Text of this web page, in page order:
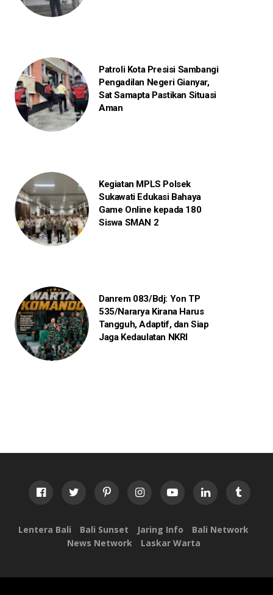
Patroli Kota Presisi Sambangi
Pengadilan Negeri Gianyar,
Sat Samapta Pastikan Situasi
Aman
Kegiatan MPLS Polsek
Sukawati Edukasi Bahaya
Game Online kepada 180
Siswa SMAN 2
Danrem 083/Bdj: Yon TP
535/Nararya Kirana Harus
Tangguh, Adaptif, dan Siap
Jaga Kedaulatan NKRI
Lentera Bali Bali Sunset Jaring Info
Bali Network
News Network
Laskar Warta